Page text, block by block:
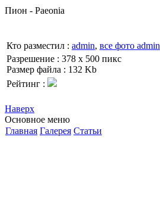
Пион - Paeonia
Кто разместил : admin, все фото admin
Разрешение : 378 x 500 пикс
Размер файла : 132 Kb
Рейтинг :
Наверх
Основное меню
Главная Галерея Статьи